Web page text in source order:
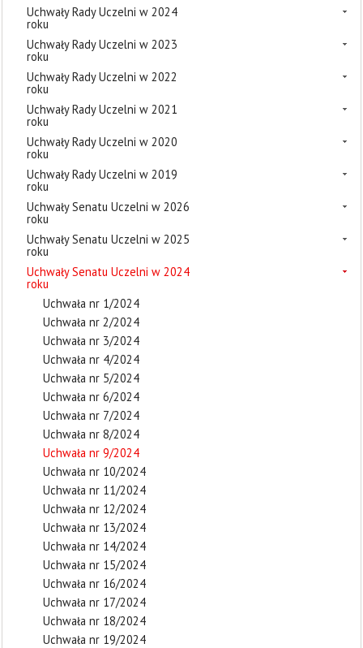
Uchwały Rady Uczelni w 2024
roku
Uchwały Rady Uczelni w 2023
roku
Uchwały Rady Uczelni w 2022
roku
Uchwały Rady Uczelni w 2021
roku
Uchwały Rady Uczelni w 2020
roku
Uchwały Rady Uczelni w 2019
roku
Uchwały Senatu Uczelni w 2026
roku
Uchwały Senatu Uczelni w 2025
roku
Uchwały Senatu Uczelni w 2024
roku
Uchwała nr 1/2024
Uchwała nr 2/2024
Uchwała nr 3/2024
Uchwała nr 4/2024
Uchwała nr 5/2024
Uchwała nr 6/2024
Uchwała nr 7/2024
Uchwała nr 8/2024
Uchwała nr 9/2024
Uchwała nr 10/2024
Uchwała nr 11/2024
Uchwała nr 12/2024
Uchwała nr 13/2024
Uchwała nr 14/2024
Uchwała nr 15/2024
Uchwała nr 16/2024
Uchwała nr 17/2024
Uchwała nr 18/2024
Uchwała nr 19/2024